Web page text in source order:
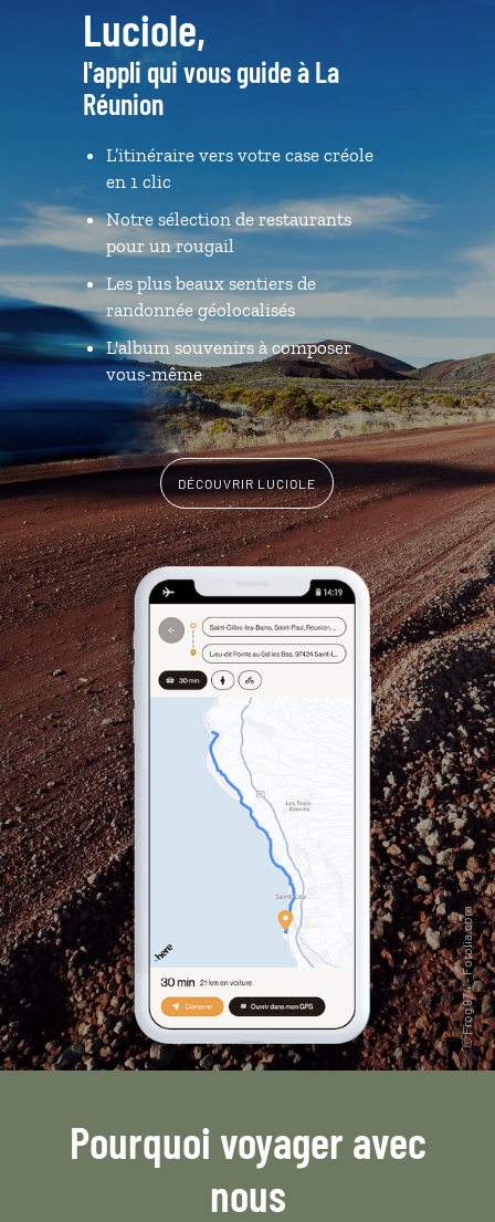
Luciole,
l'appli qui vous guide à La
Réunion
L’itinéraire vers votre case créole
en 1 clic
Notre sélection de restaurants
pour un rougail
Les plus beaux sentiers de
randonnée géolocalisés
L'album souvenirs à composer
vous-même
DÉCOUVRIR LUCIOLE
Pourquoi voyager avec
nous